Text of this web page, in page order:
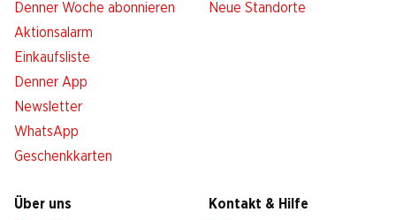
Denner Woche abonnieren
Aktionsalarm
Einkaufsliste
Denner App
Newsletter
WhatsApp
Geschenkkarten
Neue Standorte
Über uns
Kontakt & Hilfe